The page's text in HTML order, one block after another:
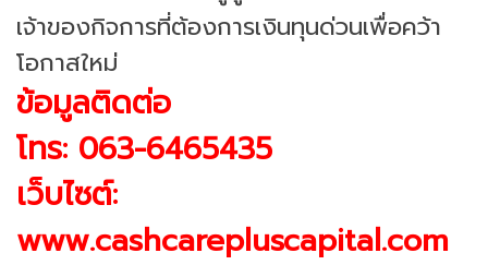
เจ้าของกิจการที่ต้องการเงินทุนด่วนเพื่อคว้า
โอกาสใหม่
ข้อมูลติดต่อ
โทร: 063-6465435
เว็บไซต์:
www.cashcarepluscapital.com